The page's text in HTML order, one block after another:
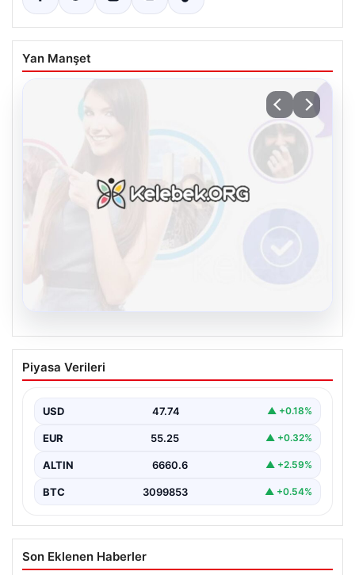
Yan Manşet
Kelebek sohbet platformu İle Dijital
İletişimin Güvenli Adresi Ve Muhabbet
Sanal çağında insanların kaliteli bir biçimde iletişim
Halen pek…
Piyasa Verileri
USD 47.74 ▲ +0.18%
EUR 55.25 ▲ +0.32%
ALTIN 6660.6 ▲ +2.59%
BTC 3099853 ▲ +0.54%
Son Eklenen Haberler